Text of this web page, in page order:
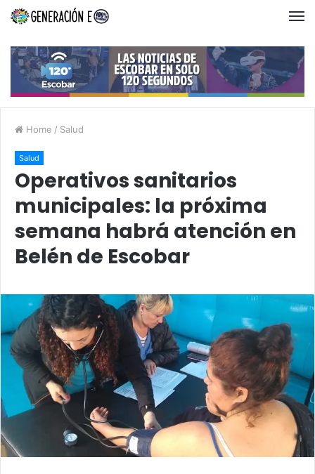
Home / Salud
Salud
Operativos sanitarios
municipales: la próxima
semana habrá atención en
Belén de Escobar